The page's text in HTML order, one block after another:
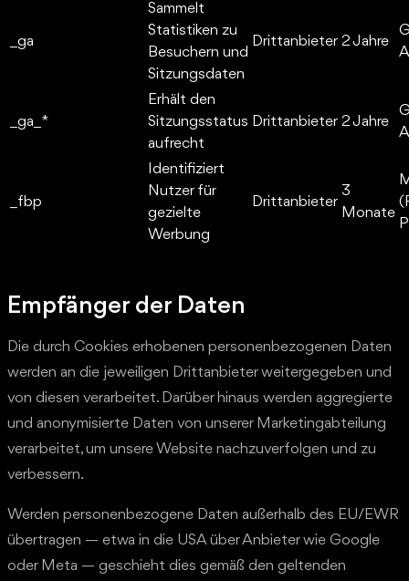
_ga
Sammelt
Statistiken zu
Besuchern und
Sitzungsdaten
Drittanbieter 2 Jahre
_ga_*
Erhält den
Sitzungsstatus
aufrecht
Drittanbieter 2 Jahre
_fbp
Identifiziert
Nutzer für
gezielte
Werbung
Drittanbieter
3
Monate
Empfänger der Daten
Die durch Cookies erhobenen personenbezogenen Daten
werden an die jeweiligen Drittanbieter weitergegeben und
von diesen verarbeitet. Darüber hinaus werden aggregierte
und anonymisierte Daten von unserer Marketingabteilung
verarbeitet, um unsere Website nachzuverfolgen und zu
verbessern.
Werden personenbezogene Daten außerhalb des EU/EWR
übertragen — etwa in die USA über Anbieter wie Google
oder Meta — geschieht dies gemäß den geltenden